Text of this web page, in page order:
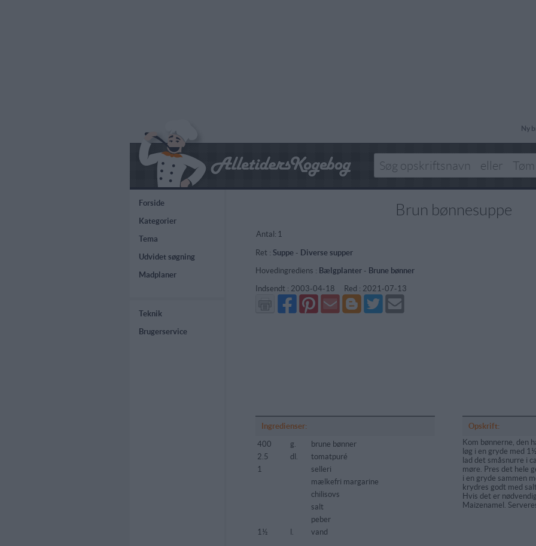
Ny
Forside
Kategorier
Tema
Udvidet søgning
Madplaner
Teknik
Brugerservice
Brun bønnesuppe
Antal: 1
Ret : Suppe- Diverse supper
Hovedingrediens : Bælgplanter- Brune bønner
Indsendt : 2003-04-18 Red : 2021-07-13
Del
på
Facebook
Del
på
Pinterest
Send
via
GMail
Del
på
Blogger
Del
på
Twitter
Send
mail
Ingredienser:
400
g.
brune bønner
2.5
dl.
tomatpuré
1
selleri
mælkefri margarine
chilisovs
salt
peber
1½
l. vand
Opskrift:
Kom bønnerne, den
løg i en gryde med
lad det småsnurre i
møre. Pres det hele
i en gryde sammen
krydres godt med
Hvis det er
Maizenamel.